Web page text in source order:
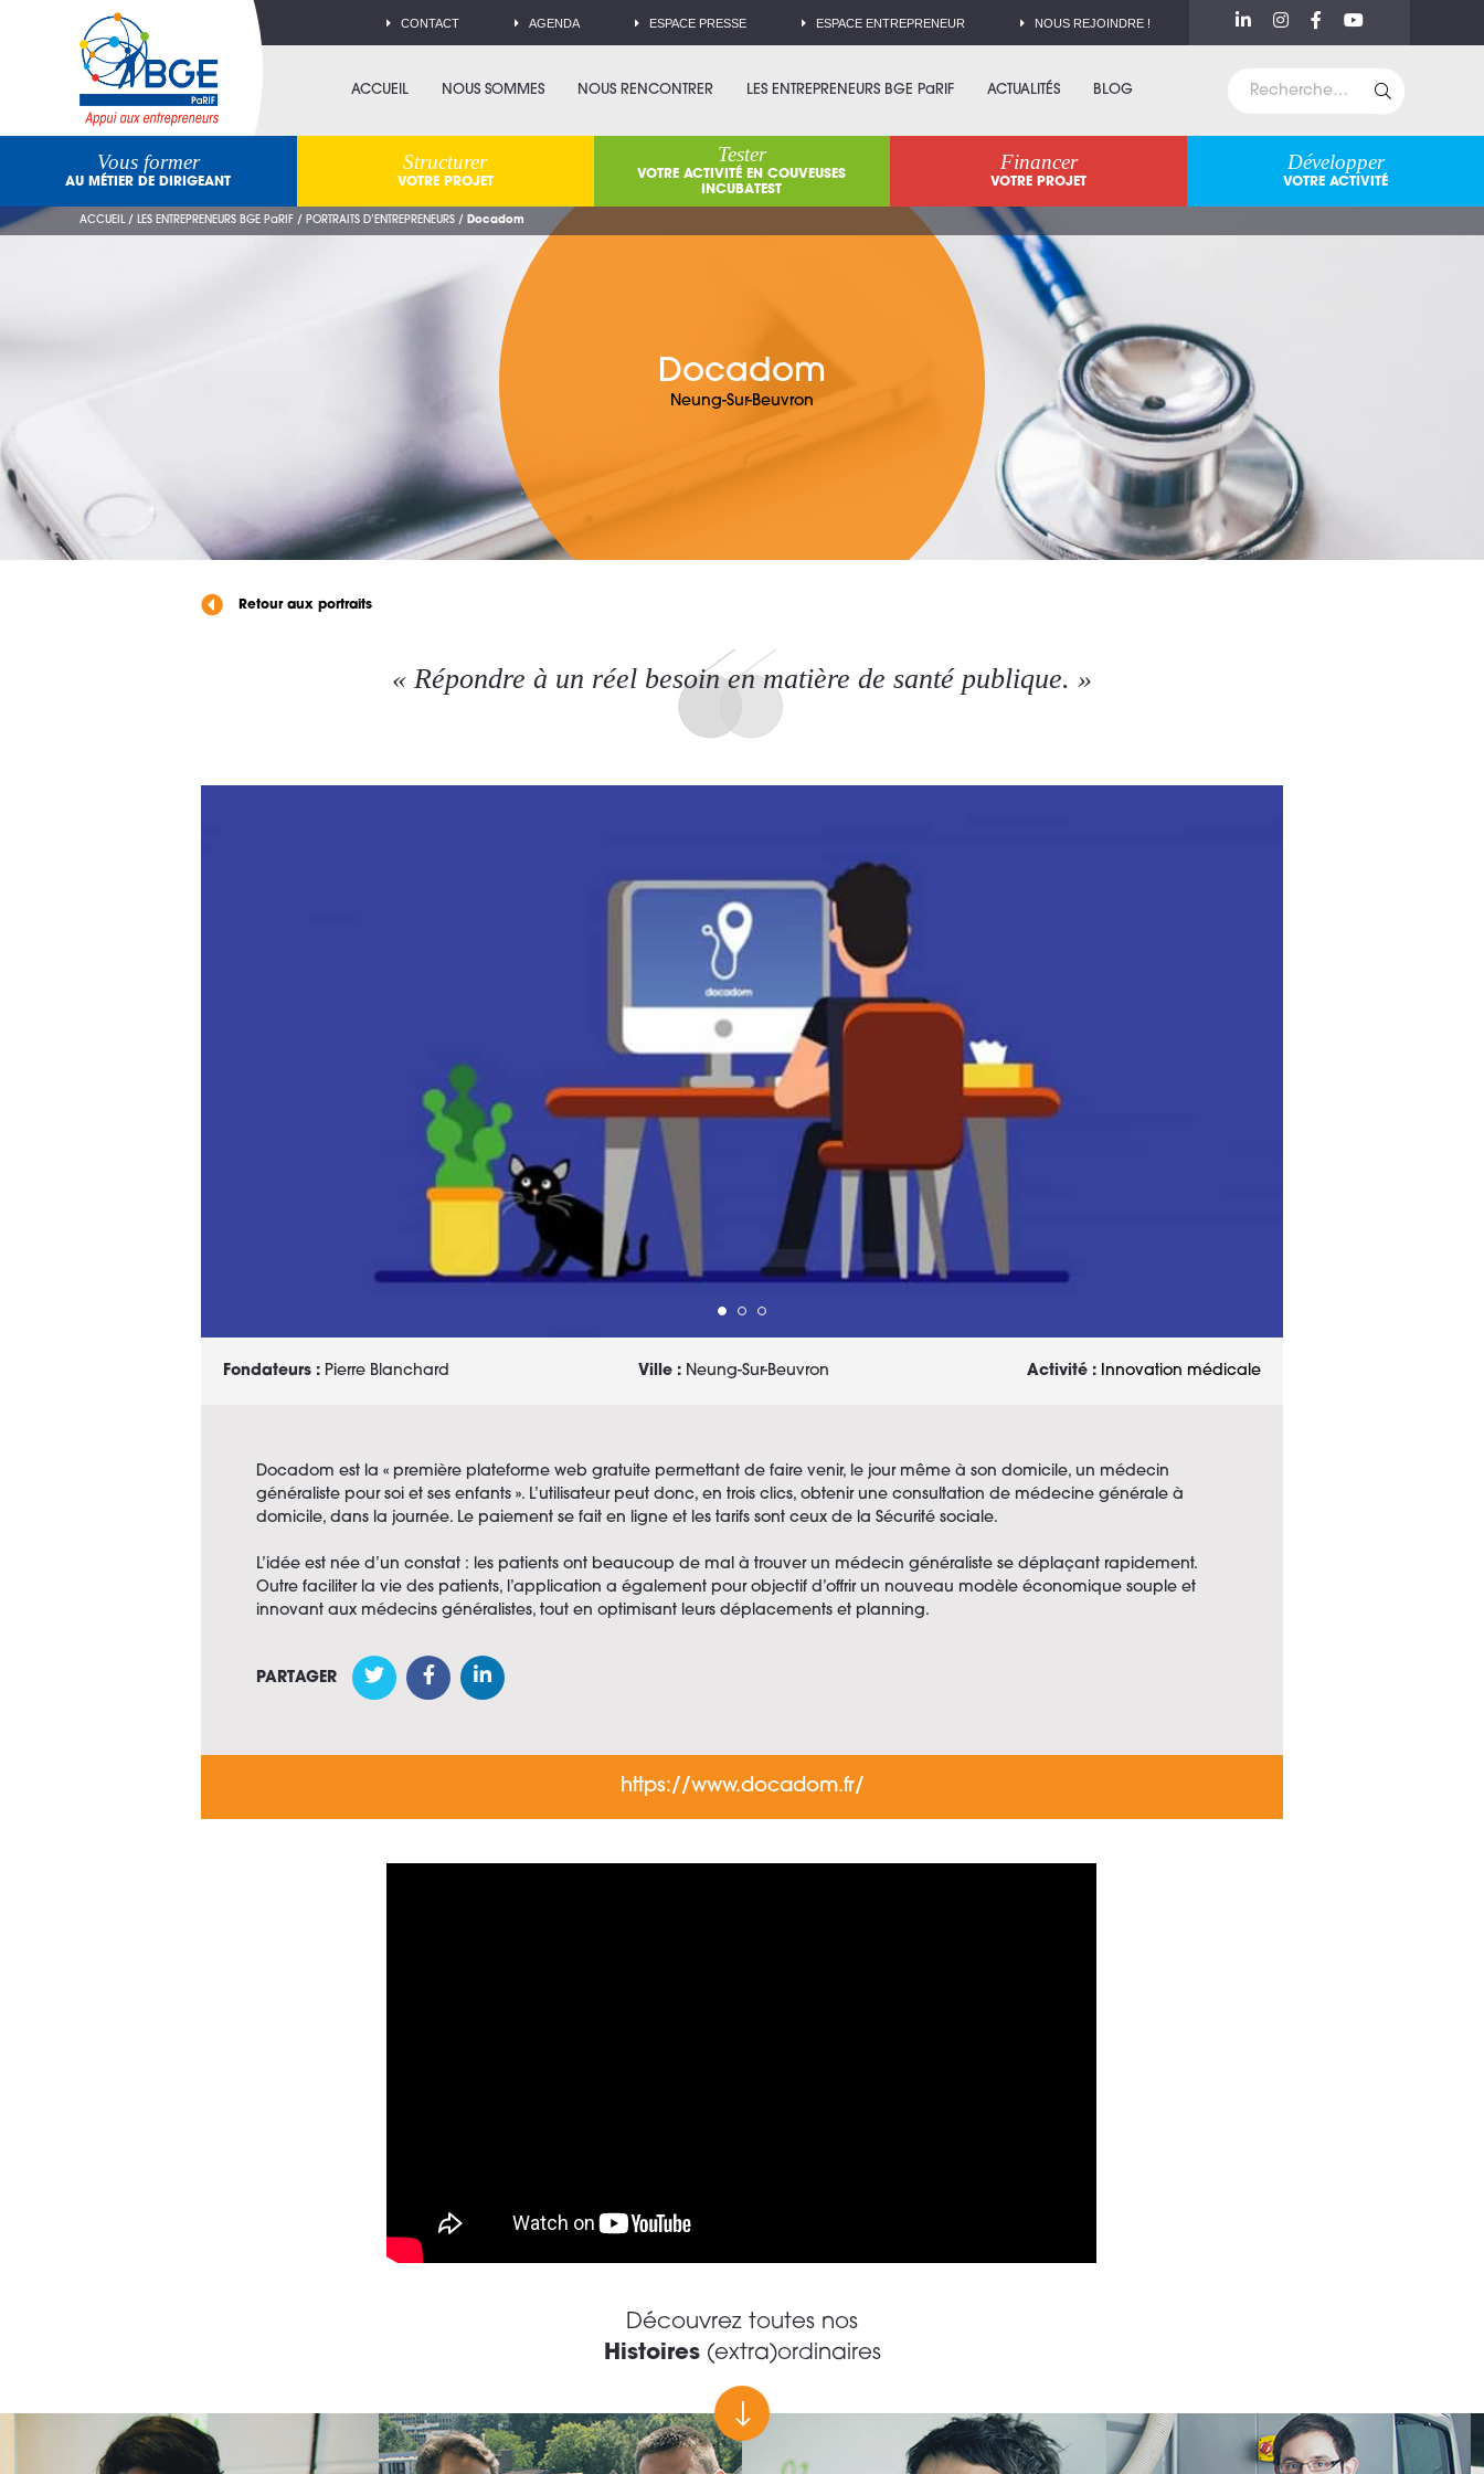
CONTACT AGENDA ESPACE PRESSE ESPACE ENTREPRENEUR NOUS REJOINDRE !
ACCUEIL NOUS SOMMES NOUS RENCONTRER LES ENTREPRENEURS BGE PaRIF ACTUALITÉS BLOG
Vous former
AU MÉTIER DE DIRIGEANT
Structurer
VOTRE PROJET
Tester
VOTRE ACTIVITÉ EN COUVEUSES
INCUBATEST
Financer
VOTRE PROJET
Développer
VOTRE ACTIVITÉ
ACCUEIL/ LES ENTREPRENEURS BGE PaRIF / PORTRAITS D’ENTREPRENEURS / Docadom
Docadom
Neung-Sur-Beuvron
Retour aux portraits
« Répondre à un réel besoin en matière de santé publique. »
Fondateurs : Pierre Blanchard Ville : Neung-Sur-Beuvron Activité : Innovation médicale
Docadom est la « première plateforme web gratuite permettant de faire venir, le jour même à son domicile, un médecin
généraliste pour soi et ses enfants ». L’utilisateur peut donc, en trois clics, obtenir une consultation de médecine générale à
domicile, dans la journée. Le paiement se fait en ligne et les tarifs sont ceux de la Sécurité sociale.
L’idée est née d’un constat : les patients ont beaucoup de mal à trouver un médecin généraliste se déplaçant rapidement.
Outre faciliter la vie des patients, l’application a également pour objectif d’offrir un nouveau modèle économique souple et
innovant aux médecins généralistes, tout en optimisant leurs déplacements et planning.
PARTAGER
https://www.docadom.fr/
Découvrez toutes nos
Histoires(extra)ordinaires